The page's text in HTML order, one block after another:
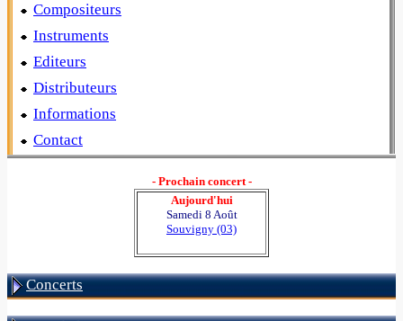
Compositeurs
Instruments
Editeurs
Distributeurs
Informations
Contact
- Prochain concert -
Aujourd'hui
Samedi 8 Août
Souvigny (03)
Concerts